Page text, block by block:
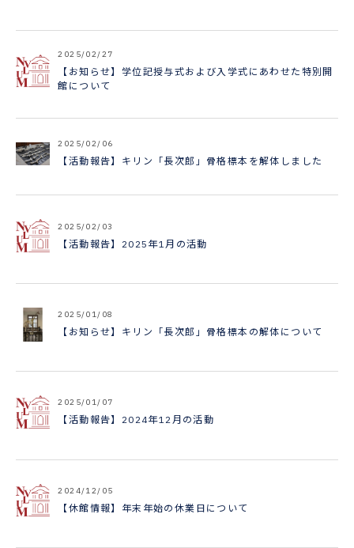
2025/02/27
【お知らせ】学位記授与式および入学式にあわせた特別開
館について
2025/02/06
【活動報告】キリン「長次郎」骨格標本を解体しました
2025/02/03
【活動報告】2025年1月の活動
2025/01/08
【お知らせ】キリン「長次郎」骨格標本の解体について
2025/01/07
【活動報告】2024年12月の活動
2024/12/05
【休館情報】年末年始の休業日について